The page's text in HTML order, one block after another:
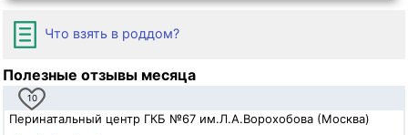
Что взять в роддом?
Полезные отзывы месяца
10
Перинатальный центр ГКБ №67 им.Л.А.Ворохобова (Москва)